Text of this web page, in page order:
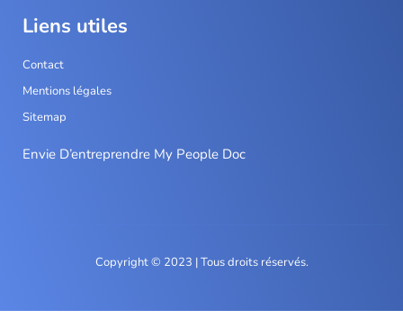
Liens utiles
Contact
Mentions légales
Sitemap
Envie D’entreprendre My People Doc
Copyright © 2023 | Tous droits réservés.